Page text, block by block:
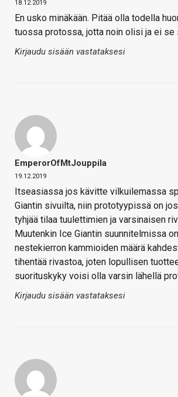
18.12.2019
En usko minäkään. Pitää olla todella
tuossa protossa, jotta noin olisi ja ei se
Kirjaudu sisään vastataksesi
EmperorOfMtJouppila
19.12.2019
Itseasiassa jos kävitte vilkuilemassa
Giantin sivuilta, niin prototyypissä on
tyhjää tilaa tuulettimien ja varsinaisen
Muutenkin Ice Giantin suunnitelmissa
nestekierron kammioiden määrä
tihentää rivastoa, joten lopullisen
suorituskyky voisi olla varsin lähellä
Kirjaudu sisään vastataksesi